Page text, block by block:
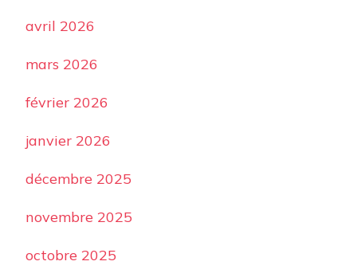
avril 2026
mars 2026
février 2026
janvier 2026
décembre 2025
novembre 2025
octobre 2025